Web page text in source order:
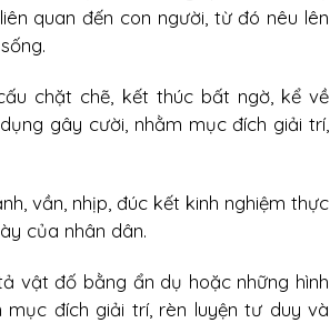
quan đến con người, từ đó nêu lên
chặt chẽ, kết thúc bất ngờ, kể về
gây cười, nhằm mục đích giải trí,
vần, nhịp, đúc kết kinh nghiệm thực
của nhân dân.
vật đố bằng ẩn dụ hoặc những hình
đích giải trí, rèn luyện tư duy và